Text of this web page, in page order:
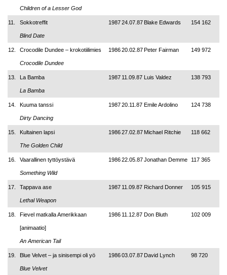
Children of a Lesser God
11. Sokkotreffit
Blind Date
198724.07.87 Blake Edwards 154 162
12. Crocodile Dundee – krokotiilimies
Crocodile Dundee
198620.02.87Peter Fairman 149 972
13. La Bamba
La Bamba
1987 11.09.87 Luis Valdez 138 793
14. Kuuma tanssi
Dirty Dancing
198720.11.87 Emile Ardolino 124 738
15. Kultainen lapsi
The Golden Child
198627.02.87 Michael Ritchie 118 662
16. Vaarallinen tyttöystävä
Something Wild
198622.05.87Jonathan Demme 117 365
17. Tappava ase
Lethal Weapon
1987 11.09.87 Richard Donner 105 915
18. Fievel matkalla Amerikkaan
[animaatio]
An American Tail
1986 11.12.87 Don Bluth 102 009
19. Blue Velvet – ja sinisempi oli yö
Blue Velvet
198603.07.87 David Lynch 98 720